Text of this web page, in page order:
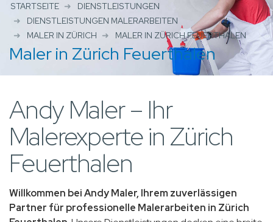
STARTSEITE
DIENSTLEISTUNGEN
DIENSTLEISTUNGEN MALERARBEITEN
MALER IN ZÜRICH
MALER IN ZÜRICH FEUERTHALEN
Maler in Zürich Feuerthalen
Andy Maler – Ihr
Malerexperte in Zürich
Feuerthalen
Willkommen bei Andy Maler, Ihrem zuverlässigen
Partner für professionelle Malerarbeiten in Zürich